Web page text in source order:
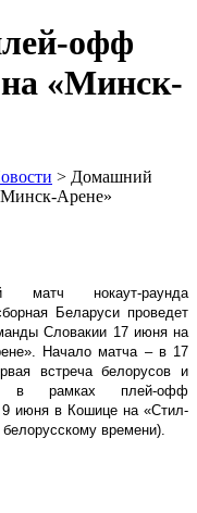
офф
«Минск-
> Домашний
Арене»
матч нокаут-раунда
Беларуси проведет
Словакии 17 июня на
Начало матча – в 17
встреча белорусов и
в рамках плей-офф
9 июня в Кошице на «Стил-
времени).